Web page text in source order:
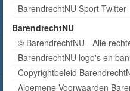
BarendrechtNU Sport Twitter
BarendrechtNU
© BarendrechtNU - Alle
BarendrechtNU logo's en
Copyrightbeleid
Algemene Voorwaarden